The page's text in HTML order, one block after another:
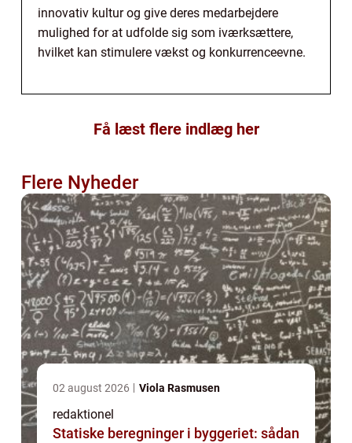
innovativ kultur og give deres medarbejdere
mulighed for at udfolde sig som iværksættere,
hvilket kan stimulere vækst og konkurrenceevne.
Få læst flere indlæg her
Flere Nyheder
02 august 2026 Viola Rasmusen
redaktionel
Statiske beregninger i byggeriet: sådan